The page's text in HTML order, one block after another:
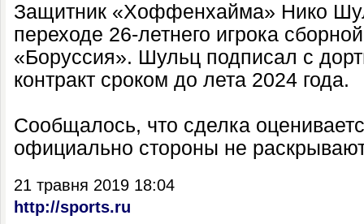
Защитник «Хоффенхайма» Нико
переходе 26-летнего игрока
«Боруссия». Шульц подписал с
контракт сроком до лета 2024 года.
Сообщалось, что сделка
официально стороны не
21 травня 2019 18:04
http://sports.ru